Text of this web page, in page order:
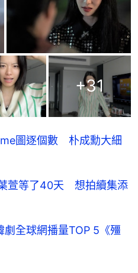
+31
圖逐個數 朴成勳大細
萱等了40天 想拍續集添
全球網播量TOP 5《殭